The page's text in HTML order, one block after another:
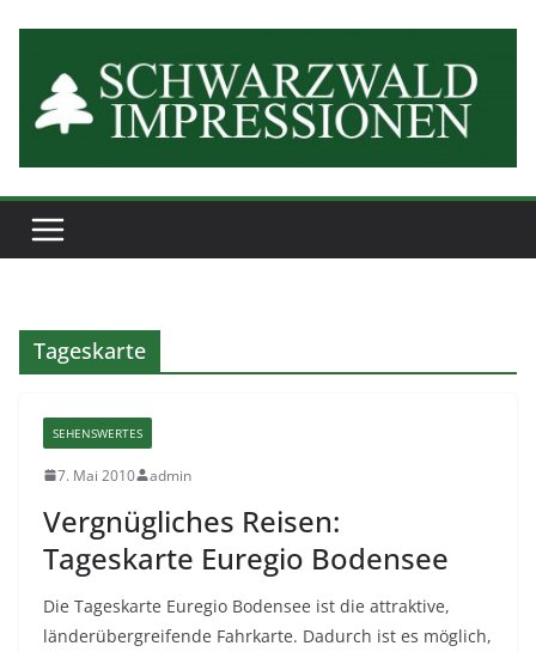
springen
Tageskarte
SEHENSWERTES
7. Mai 2010 admin
Vergnügliches Reisen:
Tageskarte Euregio Bodensee
Die Tageskarte Euregio Bodensee ist die attraktive,
länderübergreifende Fahrkarte. Dadurch ist es möglich,